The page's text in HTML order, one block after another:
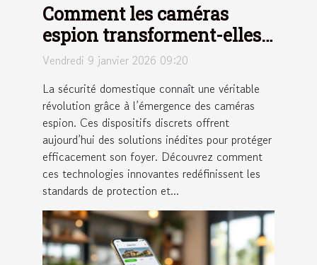
Comment les caméras
espion transforment-elles
la sécurité domestique ?
Vendredi 9 janvier 2026 09:20
La sécurité domestique connaît une véritable
révolution grâce à l’émergence des caméras
espion. Ces dispositifs discrets offrent
aujourd’hui des solutions inédites pour protéger
efficacement son foyer. Découvrez comment
ces technologies innovantes redéfinissent les
standards de protection et...